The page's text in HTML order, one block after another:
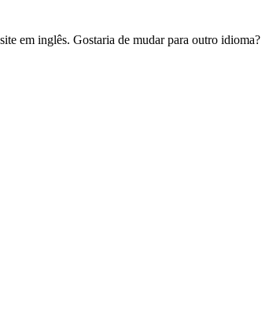
em inglês. Gostaria de mudar para outro idioma?